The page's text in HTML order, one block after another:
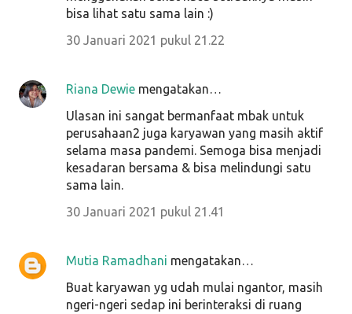
bisa lihat satu sama lain :)
30 Januari 2021 pukul 21.22
Riana Dewie mengatakan…
Ulasan ini sangat bermanfaat mbak untuk
perusahaan2 juga karyawan yang masih aktif
selama masa pandemi. Semoga bisa menjadi
kesadaran bersama & bisa melindungi satu
sama lain.
30 Januari 2021 pukul 21.41
Mutia Ramadhani mengatakan…
Buat karyawan yg udah mulai ngantor, masih
ngeri-ngeri sedap ini berinteraksi di ruang